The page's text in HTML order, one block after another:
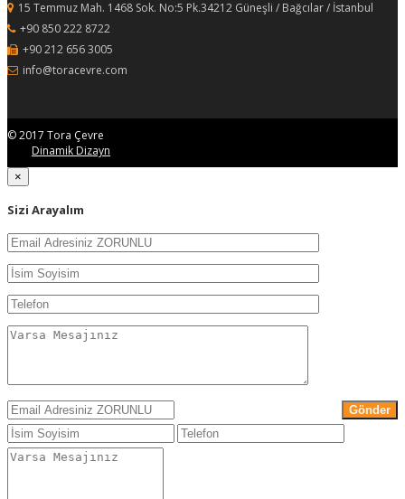
15 Temmuz Mah. 1468 Sok. No:5 Pk.34212 Güneşli / Bağcılar / İstanbul
+90 850 222 8722
+90 212 656 3005
info@toracevre.com
© 2017 Tora Çevre
Dinamik Dizayn
×
Sizi Arayalım